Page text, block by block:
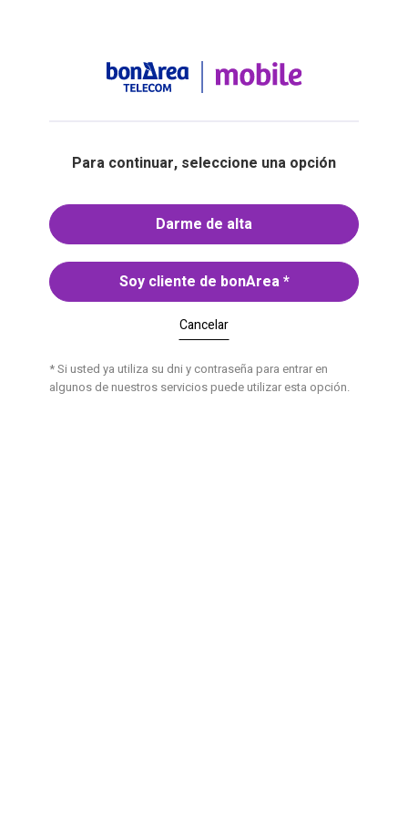
Para continuar, seleccione una opción
Darme de alta
Soy cliente de bonArea*
Cancelar
* Si usted ya utiliza su dni y contraseña para entrar en
algunos de nuestros servicios puede utilizar esta opción.